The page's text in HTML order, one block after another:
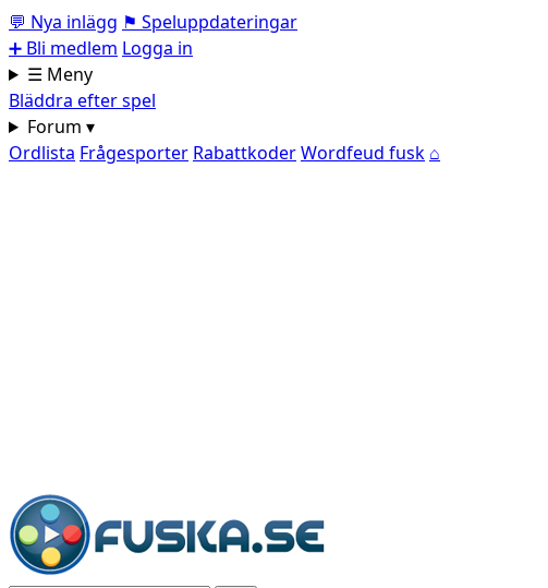
💬 Nya inlägg ⚑ Speluppdateringar
➕ Bli medlem Logga in
☰ Meny
Bläddra efter spel
Forum ▾
Ordlista Frågesporter RabattkoderWordfeud fusk ⌂